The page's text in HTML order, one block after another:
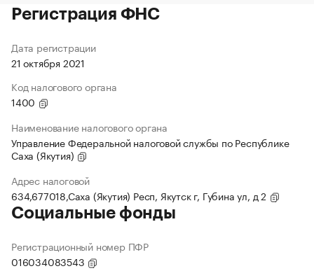
Регистрация ФНС
Дата регистрации
21 октября 2021
Код налогового органа
1400
Наименование налогового органа
Управление Федеральной налоговой службы по Республике
Саха (Якутия)
Адрес налоговой
634,677018,Саха (Якутия) Респ, Якутск г, Губина ул, д 2
Социальные фонды
Регистрационный номер ПФР
016034083543